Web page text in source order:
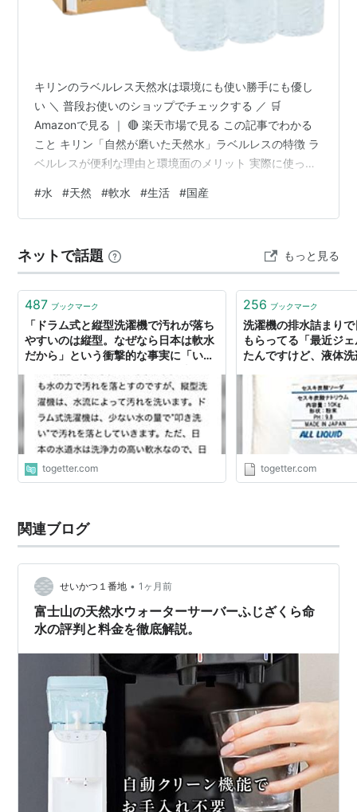
キリンのラベルレス天然水は環境にも使い勝手にも優し
い ＼ 普段お使いのショップでチェックする ／ 🛒
Amazonで見る ｜ 🔴 楽天市場で見る この記事でわかる
こと キリン「自然が磨いた天然水」ラベルレスの特徴 ラ
ベルレスが便利な理由と環境面のメリット 実際に使って
いる天然水か 商品概要｜キリン 自然が磨いた天然水 ラ
ベルレスとは キリン「自然が磨いた天然水 ラベルレス」
境配慮のためにラベルを完全に省いた商品です。 内容量
は2リットルで、9本セット。 ラベルがないためゴミの分
別が簡単になり…
#水 #天然 #軟水 #生活 #国産
ネットで話題 もっと見る
487 ブックマーク
「ドラム式と縦型洗濯機で汚れが落ち
やすいのは縦型。なぜなら日本は軟水
だから」という衝撃的な事実に「いや,
togetter.com
256 ブックマーク
洗濯機の排水詰まり
もらってる「最近ジ
たんですけど、液体
けど、そもそも花王
本の軟水に合ってな
まりやすい。アタッ
togetter.com
関連ブログ
せいかつ１番地 • 1ヶ月前
富士山の天然水ウォーターサーバーふじざくら命
水の評判と料金を徹底解説。